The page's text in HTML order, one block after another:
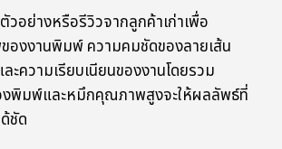
วอย่างหรือรีวิวจากลูกค้าเก่าเพื่อ
องงานพิมพ์ ความคมชัดของลายเส้น
ะความเรียบเนียนของงานโดยรวม
องพิมพ์และหมึกคุณภาพสูงจะให้ผลลัพธ์ที่
ชัด